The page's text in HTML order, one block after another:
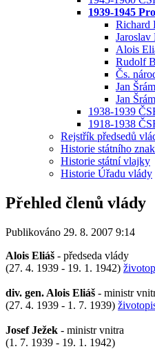
1939-1945
Richard
Alois
Rudolf
Čs.
Jan
Jan
1938-1939
1918-1938
Rejstřík předsedů
Historie státního
Historie státní vlajky
Historie Úřadu vlády
Přehled členů vlády
Publikováno 29. 8. 2007 9:14
Alois Eliáš - předseda vlády
(27. 4. 1939 - 19. 1. 1942)
div. gen. Alois Eliáš - ministr
(27. 4. 1939 - 1. 7. 1939)
Josef Ježek - ministr vnitra
(1. 7. 1939 - 19. 1. 1942)